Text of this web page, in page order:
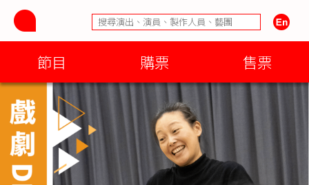
節目 購票 售票